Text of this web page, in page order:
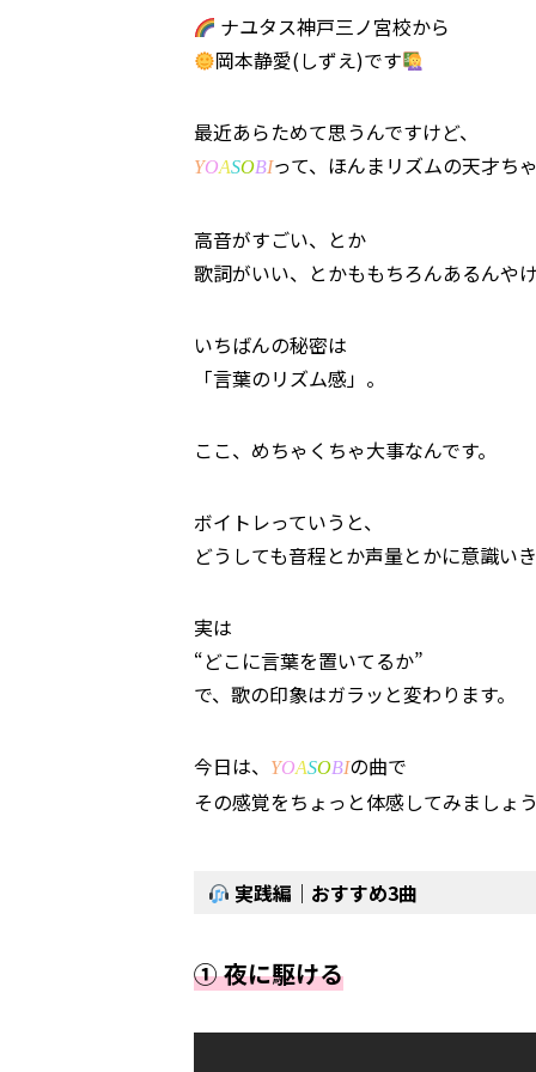
ナユタス神戸三ノ宮校から
岡本静愛(しずえ)です
最近あらためて思うんですけど、
YOASOBIって、ほんまリズムの天才ち
高音がすごい、とか
歌詞がいい、とかももちろんあるんやけ
いちばんの秘密は
「言葉のリズム感」。
ここ、めちゃくちゃ大事なんです。
ボイトレっていうと、
どうしても音程とか声量とかに意識いき
実は
“どこに言葉を置いてるか”
で、歌の印象はガラッと変わります。
今日は、 YOASOBIの曲で
その感覚をちょっと体感してみましょう
実践編｜おすすめ3曲
①夜に駆ける